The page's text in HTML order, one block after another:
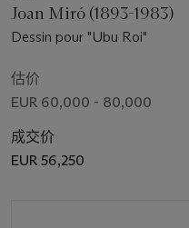
Joan Miró (1893-1983)
Dessin pour "Ubu Roi"
估价
EUR 60,000 - 80,000
成交价
EUR 56,250